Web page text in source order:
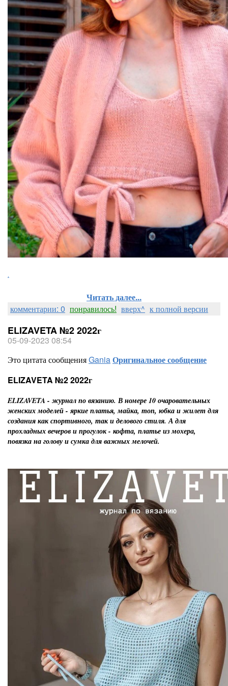
.
Читать далее...
комментарии: 0 понравилось! вверх^ к полной версии
ELIZAVETA №2 2022г
05-09-2023 08:54
Это цитата сообщенияGaniaОригинальное сообщение
ELIZAVETA №2 2022г
ELIZAVETA - журнал по вязанию. В номере 10 очаровательных
женских моделей - яркие платья, майка, топ, юбка и жилет для
создания как спортивного, так и делового стиля. А для
прохладных вечеров и прогулок - кофта, платье из мохера,
повязка на голову и сумка для важных мелочей.